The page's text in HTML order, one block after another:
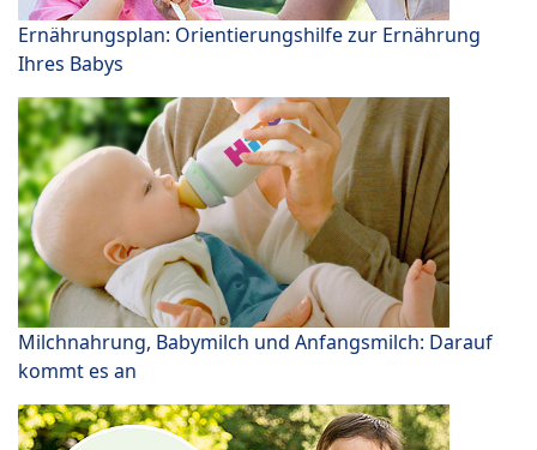
Ernährungsplan: Orientierungshilfe zur Ernährung
Ihres Babys
Milchnahrung, Babymilch und Anfangsmilch: Darauf
kommt es an